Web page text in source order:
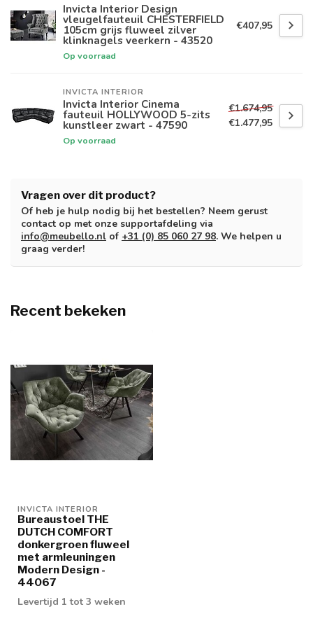
Invicta Interior Design
vleugelfauteuil CHESTERFIELD
105cm grijs fluweel zilver
klinknagels veerkern - 43520
Op voorraad
€407,95
INVICTA INTERIOR
Invicta Interior Cinema
fauteuil HOLLYWOOD 5-zits
kunstleer zwart - 47590
Op voorraad
€1.674,95
€1.477,95
Vragen over dit product?
Of heb je hulp nodig bij het bestellen? Neem gerust
contact op met onze supportafdeling via
info@meubello.nl of +31 (0) 85 060 27 98. We helpen u
graag verder!
Recent bekeken
INVICTA INTERIOR
Bureaustoel THE
DUTCH COMFORT
donkergroen fluweel
met armleuningen
Modern Design -
44067
Levertijd 1 tot 3 weken